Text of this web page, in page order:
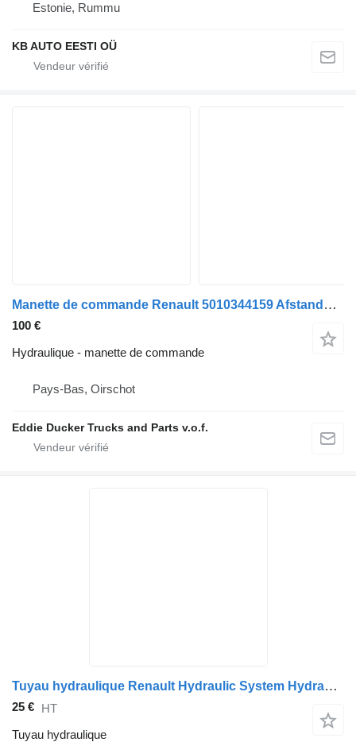
Estonie, Rummu
KB AUTO EESTI OÜ
Manette de commande Renault 5010344159 Afstandbediening,Ecas pour camion
100 €
Hydraulique - manette de commande
Pays-Bas, Oirschot
Eddie Ducker Trucks and Parts v.o.f.
Tuyau hydraulique Renault Hydraulic System Hydraulische slang 20873213 pour camion
25 € HT
Tuyau hydraulique